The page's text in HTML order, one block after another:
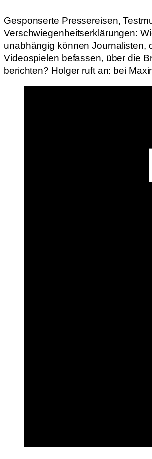
Gesponserte Pressereisen,
Verschwiegenheitserklärungen:
unabhängig können Journalisten,
Videospielen befassen, über die
berichten? Holger ruft an: bei